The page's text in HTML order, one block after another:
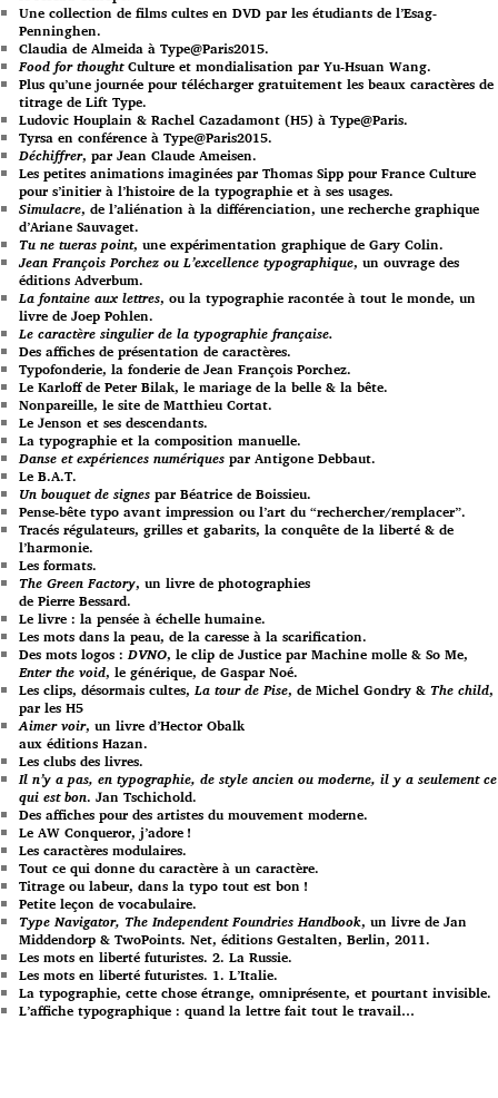
Une collection de films cultes en DVD par les étudiants de l’Esag-
Penninghen.
Claudia de Almeida à Type@Paris2015.
Food for thoughtCulture et mondialisation par Yu-Hsuan Wang.
Plus qu’une journée pour télécharger gratuitement les beaux caractères de
titrage de Lift Type.
Ludovic Houplain & Rachel Cazadamont (H5) à Type@Paris.
Tyrsa en conférence à Type@Paris2015.
Déchiffrer, par Jean Claude Ameisen.
Les petites animations imaginées par Thomas Sipp pour France Culture
pour s’initier à l’histoire de la typographie et à ses usages.
Simulacre, de l’aliénation à la différenciation, une recherche graphique
d’Ariane Sauvaget.
Tu ne tueras point, une expérimentation graphique de Gary Colin.
Jean François Porchez ou L’excellence typographique, un ouvrage des
éditions Adverbum.
La fontaine aux lettres, ou la typographie racontée à tout le monde, un
livre de Joep Pohlen.
Le caractère singulier de la typographie française.
Des affiches de présentation de caractères.
Typofonderie, la fonderie de Jean François Porchez.
Le Karloff de Peter Bilak, le mariage de la belle & la bête.
Nonpareille, le site de Matthieu Cortat.
Le Jenson et ses descendants.
La typographie et la composition manuelle.
Danse et expériences numériques par Antigone Debbaut.
Le B.A.T.
Un bouquet de signes par Béatrice de Boissieu.
Pense-bête typo avant impression ou l’art du “rechercher/remplacer”.
Tracés régulateurs, grilles et gabarits, la conquête de la liberté & de
l’harmonie.
Les formats.
The Green Factory, un livre de photographies
de Pierre Bessard.
Le livre : la pensée à échelle humaine.
Les mots dans la peau, de la caresse à la scarification.
Des mots logos :DVNO, le clip de Justice par Machine molle & So Me,
Enter the void, le générique, de Gaspar Noé.
Les clips, désormais cultes,La tour de Pise, de Michel Gondry & The child,
par les H5
Aimer voir, un livre d’Hector Obalk
aux éditions Hazan.
Les clubs des livres.
Il n’y a pas, en typographie, de style ancien ou moderne, il y a seulement ce
qui est bon. Jan Tschichold.
Des affiches pour des artistes du mouvement moderne.
Le AW Conqueror, j’adore !
Les caractères modulaires.
Tout ce qui donne du caractère à un caractère.
Titrage ou labeur, dans la typo tout est bon !
Petite leçon de vocabulaire.
Type Navigator, The Independent Foundries Handbook, un livre de Jan
Middendorp & TwoPoints. Net, éditions Gestalten, Berlin, 2011.
Les mots en liberté futuristes. 2. La Russie.
Les mots en liberté futuristes. 1. L’Italie.
La typographie, cette chose étrange, omniprésente, et pourtant invisible.
L’affiche typographique : quand la lettre fait tout le travail…